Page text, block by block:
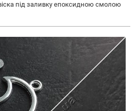
під заливку епоксидною смолою